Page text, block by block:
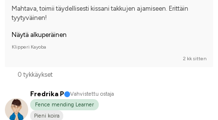
Mahtava, toimii täydellisesti kissani takkujen ajamiseen. Erittäin
tyytyväinen!
Näytä alkuperäinen
Klipperi Kayoba
2 kk sitten
0 tykkäykset
Fredrika P
Vahvistettu ostaja
Fence mending Learner
Pieni koira